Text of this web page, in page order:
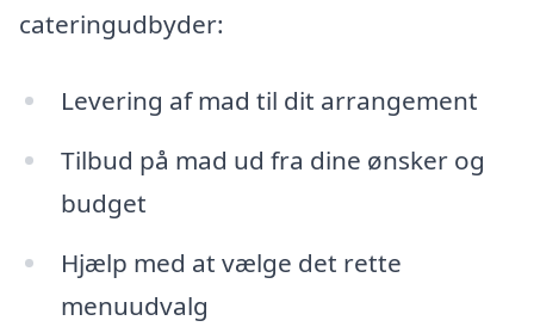
cateringudbyder:
Levering af mad til dit arrangement
Tilbud på mad ud fra dine ønsker og
budget
Hjælp med at vælge det rette
menuudvalg